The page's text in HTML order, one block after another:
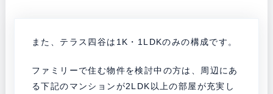
また、テラス四谷は1K・1LDKのみの構成です。
ファミリーで住む物件を検討中の方は、周辺にあ
る下記のマンションが2LDK以上の部屋が充実し